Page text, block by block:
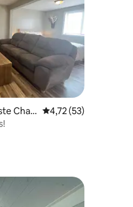
48
Chau Vidutinis įvertinimas:
4,72 (53)